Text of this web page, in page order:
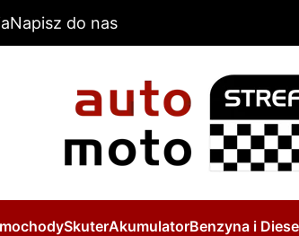
Napisz do nas
SkuterAkumulatorBenzyna i